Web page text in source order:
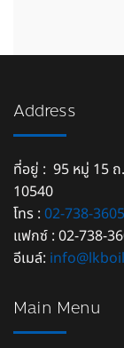
Address
ที่อยู่ : 95 หมู่ 15 ถ
10540
โทร : 02-738-
แฟกซ์ : 02-738-
อีเมล์:
Main Menu